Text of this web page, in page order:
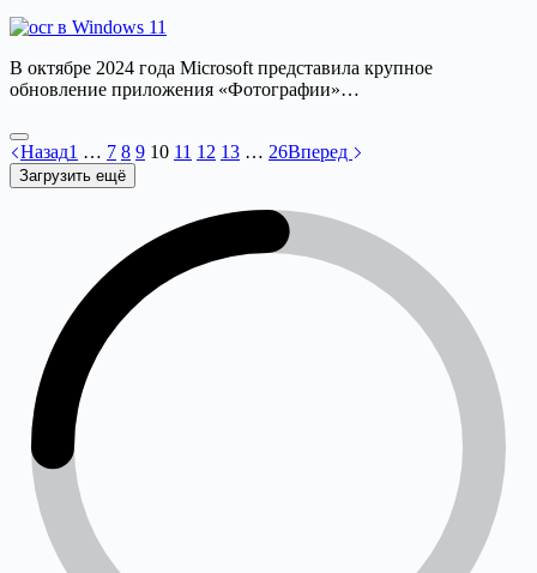
В октябре 2024 года Microsoft представила крупное
обновление приложения «Фотографии»…
Назад1 … 7 8 9 10 11 12 13 … 26Вперед
Загрузить ещё